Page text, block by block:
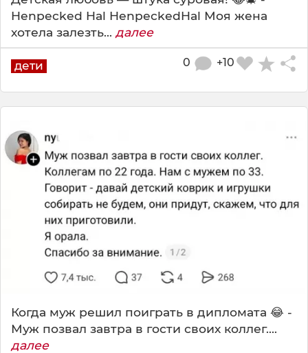
Henpecked Hal HenpeckedHal Моя жена
хотела залезть... далее
дети +10
0
Когда муж решил поиграть в дипломата 😂 -
Муж позвал завтра в гости своих коллег....
далее